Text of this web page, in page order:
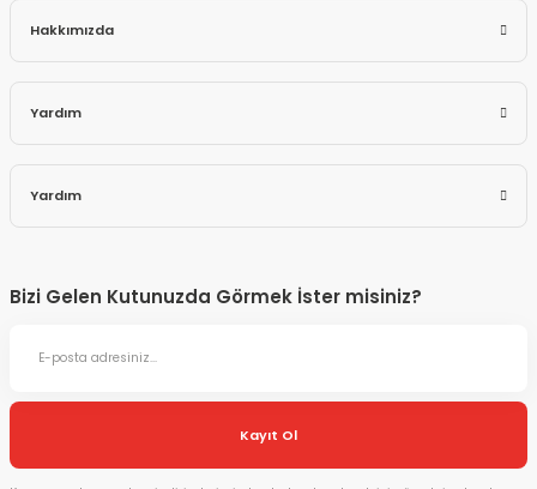
Hakkımızda
Yardım
Yardım
Bizi Gelen Kutunuzda Görmek İster misiniz?
Kayıt Ol